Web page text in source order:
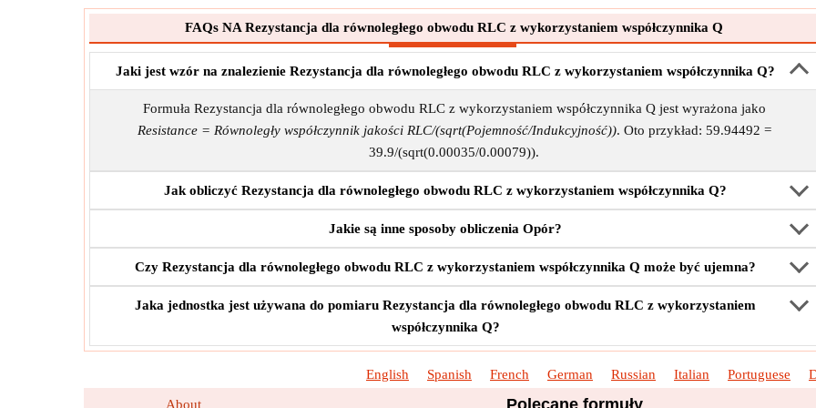
FAQs NA Rezystancja dla równoległego obwodu RLC z wykorzystaniem współczynnika Q
Jaki jest wzór na znalezienie Rezystancja dla równoległego obwodu RLC z wykorzystaniem współczynnika Q?
Formuła Rezystancja dla równoległego obwodu RLC z wykorzystaniem współczynnika Q jest wyrażona jako
Resistance = Równoległy współczynnik jakości RLC/(sqrt(Pojemność/Indukcyjność)). Oto przykład: 59.94492 =
39.9/(sqrt(0.00035/0.00079)).
Jak obliczyć Rezystancja dla równoległego obwodu RLC z wykorzystaniem współczynnika Q?
Jakie są inne sposoby obliczenia Opór?
Czy Rezystancja dla równoległego obwodu RLC z wykorzystaniem współczynnika Q może być ujemna?
Jaka jednostka jest używana do pomiaru Rezystancja dla równoległego obwodu RLC z wykorzystaniem
współczynnika Q?
English Spanish French German Russian Italian Portuguese
About Polecane formuły